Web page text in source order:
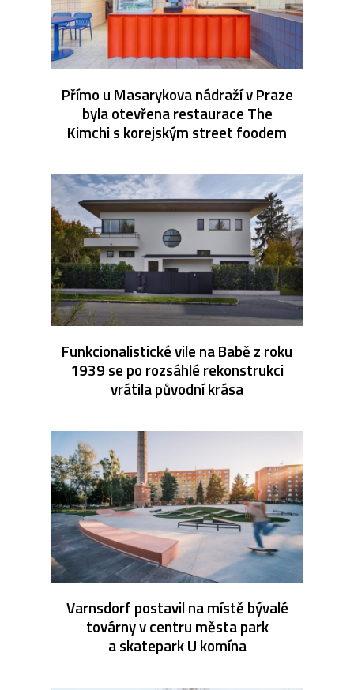
Přímo u Masarykova nádraží v Praze
byla otevřena restaurace The
Kimchi s korejským street foodem
Funkcionalistické vile na Babě z roku
1939 se po rozsáhlé rekonstrukci
vrátila původní krása
Varnsdorf postavil na místě bývalé
továrny v centru města park
a skatepark U komína